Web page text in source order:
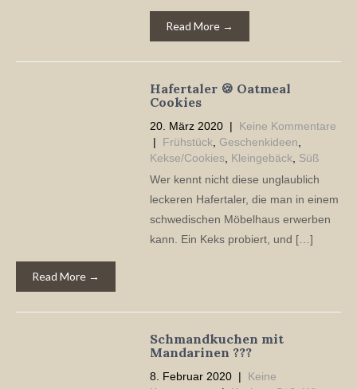
Read More →
Hafertaler 🍪 Oatmeal
Cookies
20. März 2020 | Keine Kommentare
| Frühstück, Geschenkideen
Kekse/Cookies, Kleingebäck, Süß
Wer kennt nicht diese unglaublich
leckeren Hafertaler, die man in einem
schwedischen Möbelhaus erwerben
kann. Ein Keks probiert, und […]
Read More →
Schmandkuchen mit
Mandarinen ???
8. Februar 2020 | Keine